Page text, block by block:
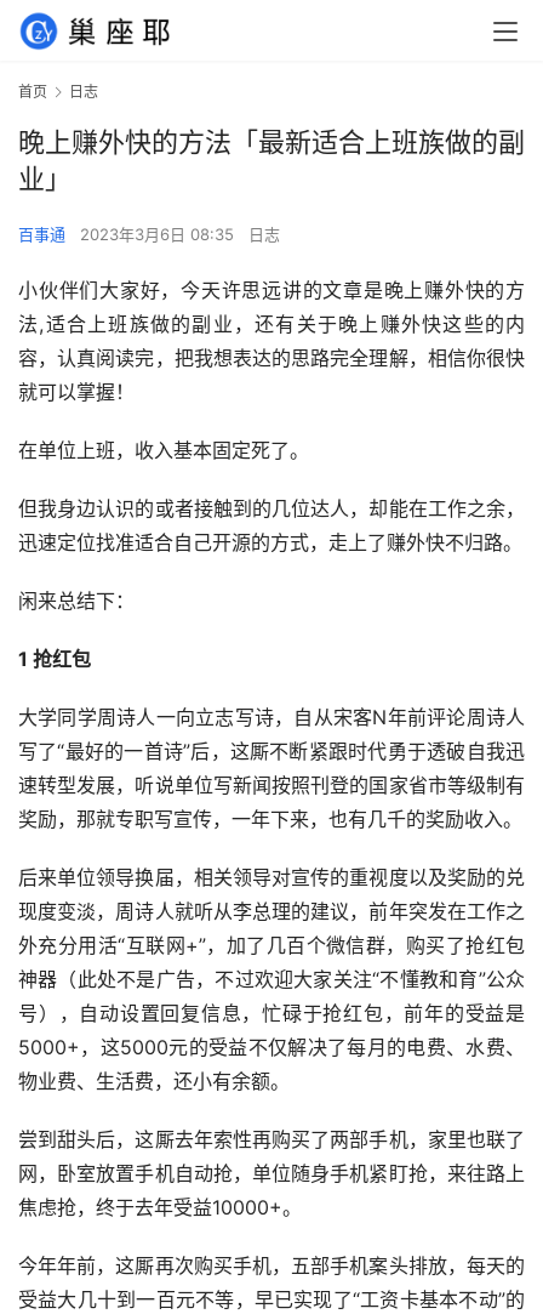
首页 日志
晚上赚外快的方法「最新适合上班族做的副
业」
百事通 2023年3月6日 08:35 日志
小伙伴们大家好，今天许思远讲的文章是晚上赚外快的方
法,适合上班族做的副业，还有关于晚上赚外快这些的内
容，认真阅读完，把我想表达的思路完全理解，相信你很快
就可以掌握！
在单位上班，收入基本固定死了。
但我身边认识的或者接触到的几位达人，却能在工作之余，
迅速定位找准适合自己开源的方式，走上了赚外快不归路。
闲来总结下：
1 抢红包
大学同学周诗人一向立志写诗，自从宋客N年前评论周诗人
写了“最好的一首诗”后，这厮不断紧跟时代勇于透破自我迅
速转型发展，听说单位写新闻按照刊登的国家省市等级制有
奖励，那就专职写宣传，一年下来，也有几千的奖励收入。
后来单位领导换届，相关领导对宣传的重视度以及奖励的兑
现度变淡，周诗人就听从李总理的建议，前年突发在工作之
外充分用活“互联网+”，加了几百个微信群，购买了抢红包
神器（此处不是广告，不过欢迎大家关注“不懂教和育”公众
号），自动设置回复信息，忙碌于抢红包，前年的受益是
5000+，这5000元的受益不仅解决了每月的电费、水费、
物业费、生活费，还小有余额。
尝到甜头后，这厮去年索性再购买了两部手机，家里也联了
网，卧室放置手机自动抢，单位随身手机紧盯抢，来往路上
焦虑抢，终于去年受益10000+。
今年年前，这厮再次购买手机，五部手机案头排放，每天的
受益大几十到一百元不等，早已实现了“工资卡基本不动”的